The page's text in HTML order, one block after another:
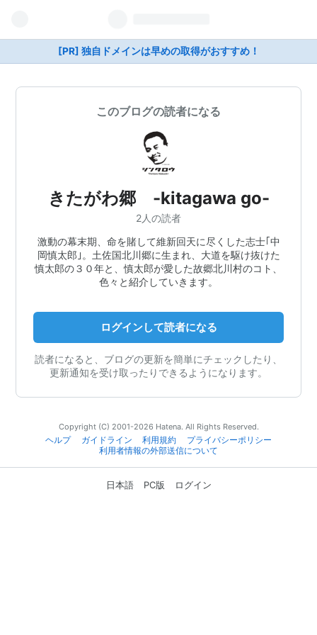
[PR] 独自ドメインは早めの取得がおすすめ！
このブログの読者になる
きたがわ郷 -kitagawa go-
2人の読者
激動の幕末期、命を賭して維新回天に尽くした志士｢中
岡慎太郎｣。土佐国北川郷に生まれ、大道を駆け抜けた
慎太郎の３０年と、慎太郎が愛した故郷北川村のコト、
色々と紹介していきます。
ログインして読者になる
読者になると、ブログの更新を簡単にチェックしたり、
更新通知を受け取ったりできるようになります。
Copyright (C) 2001-2026 Hatena. All Rights Reserved.
ヘルプ
ガイドライン 利用規約
プライバシーポリシー
利用者情報の外部送信について
日本語 PC版 ログイン